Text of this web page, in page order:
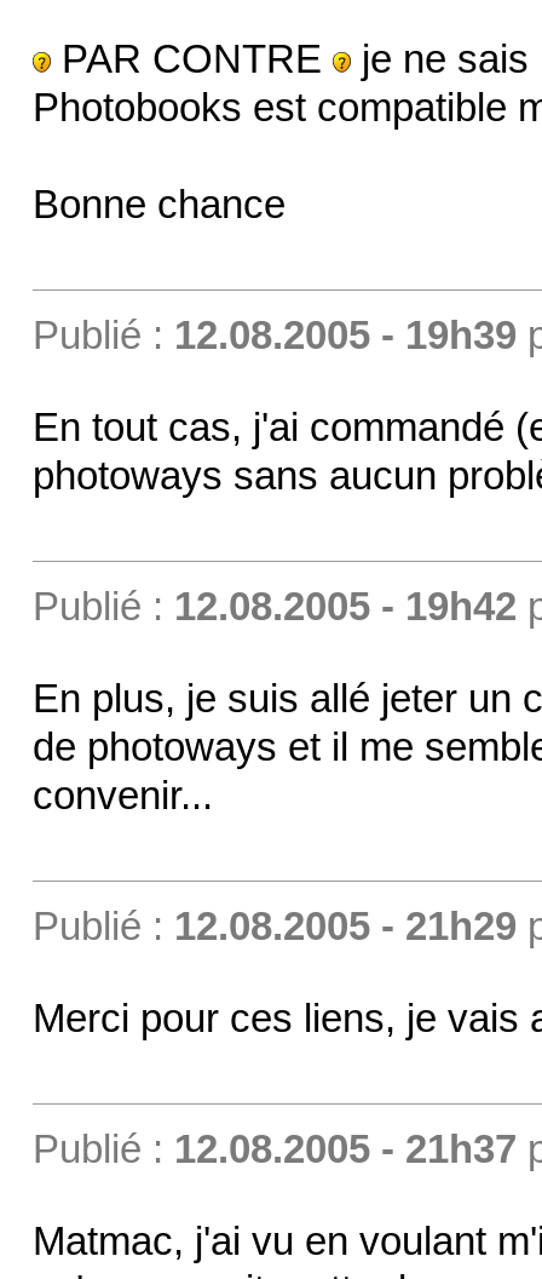
PAR CONTRE
je ne sais
Photobooks est compatible
Bonne chance
Publié : 12.08.2005 - 19h39
En tout cas, j'ai commandé
photoways sans aucun
Publié : 12.08.2005 - 19h42
En plus, je suis allé jeter un
de photoways et il me
convenir...
Publié : 12.08.2005 - 21h29
Merci pour ces liens, je vais
Publié : 12.08.2005 - 21h37
Matmac, j'ai vu en voulant